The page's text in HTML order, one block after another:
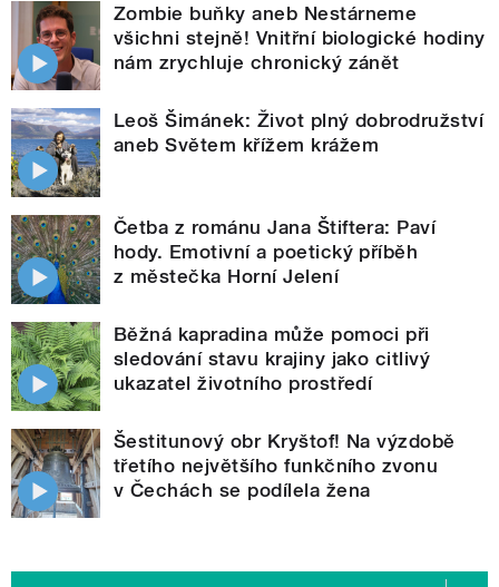
Zombie buňky aneb Nestárneme
všichni stejně! Vnitřní biologické hodiny
nám zrychluje chronický zánět
Leoš Šimánek: Život plný dobrodružství
aneb Světem křížem krážem
Četba z románu Jana Štiftera: Paví
hody. Emotivní a poetický příběh
z městečka Horní Jelení
Běžná kapradina může pomoci při
sledování stavu krajiny jako citlivý
ukazatel životního prostředí
Šestitunový obr Kryštof! Na výzdobě
třetího největšího funkčního zvonu
v Čechách se podílela žena